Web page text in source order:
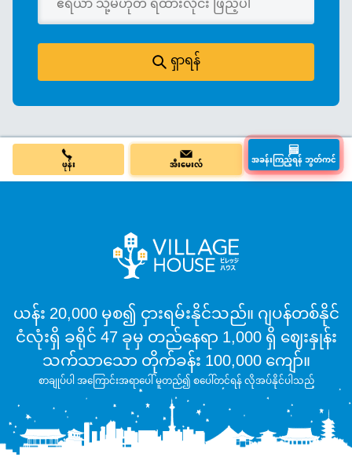
ရှာရန်
ဖုန်း အီးမေးလ် အခန်းကြည့်ရန် ဘွတ်ကင်
ယန်း 20,000 မှစ၍ ငှားရမ်းနိုင်သည်။ ဂျပန်တစ်နိုင်
ငံလုံးရှိ ခရိုင် 47 ခုမှ တည်နေရာ 1,000 ရှိ ဈေးနှုန်း
သက်သာသော တိုက်ခန်း 100,000 ကျော်။
စာချုပ်ပါ အကြောင်းအရာပေါ် မူတည်၍ စပေါ်တင်ရန် လိုအပ်နိုင်ပါသည်